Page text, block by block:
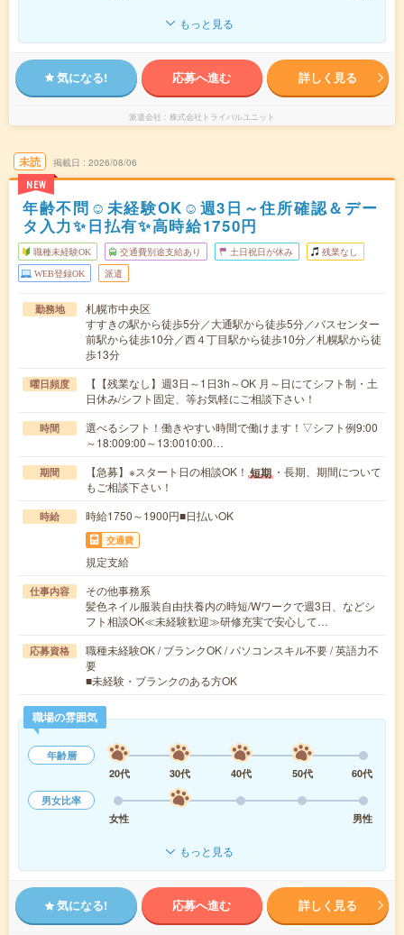
もっと見る
気になる! 応募へ進む 詳しく見る
派遣会社 株式会社トライバルユニット
未読
NEW
掲載日 2026/08/06
年齢不問☺未経験OK☺週3日～住所確認＆デー
タ入力✨日払有✨高時給1750円
職種未経験OK 交通費別途支給あり 土日祝日が休み 残業なし
WEB登録OK 派遣
勤務地
札幌市中央区
すすきの駅から徒歩5分／大通駅から徒歩5分／バスセンター
前駅から徒歩10分／西４丁目駅から徒歩10分／札幌駅から徒
歩13分
曜日頻度
【【残業なし】週3日～1日3h～OK 月～日にてシフト制・土
日休み/シフト固定、等お気軽にご相談下さい！
時間
選べるシフト！働きやすい時間で働けます！▽シフト例9:00
～18:009:00～13:0010:00…
期間 【急募】※スタート日の相談OK！ 短期 ・長期、期間について
もご相談下さい！
時給 時給1750～1900円■日払いOK
交通費
規定支給
仕事内容
その他事務系
髪色ネイル服装自由扶養内の時短/Wワークで週3日、などシ
フト相談OK≪未経験歓迎≫研修充実で安心して…
応募資格
職種未経験OK / ブランクOK / パソコンスキル不要 / 英語力不
要
■未経験・ブランクのある方OK
職場の雰囲気
年齢層
20代
30代 40代 50代
60代
男女比率
女性
男性
もっと見る
気になる! 応募へ進む 詳しく見る